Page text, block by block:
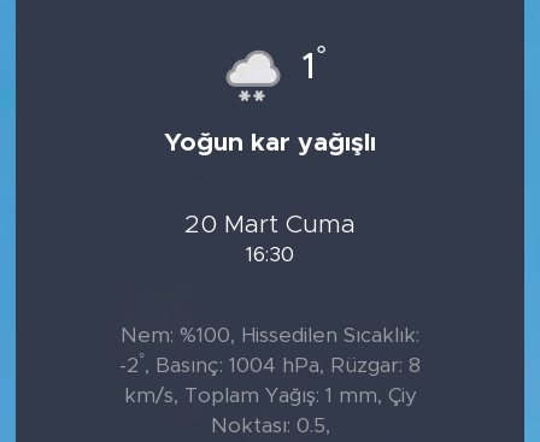
1 °
Yoğun kar yağışlı
20 Mart Cuma
16:30
Nem: %100, Hissedilen Sıcaklık:
-2°, Basınç: 1004 hPa, Rüzgar: 8
km/s, Toplam Yağış: 1 mm, Çiy
Noktası: 0.5,